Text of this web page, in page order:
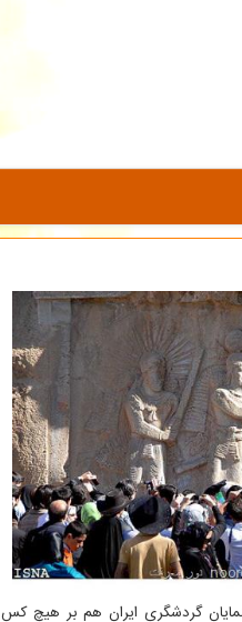
گردشگری ایران هم بر هیچ کس